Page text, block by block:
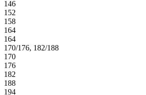
146
152
158
164
164
170/176, 182/188
170
176
182
188
194